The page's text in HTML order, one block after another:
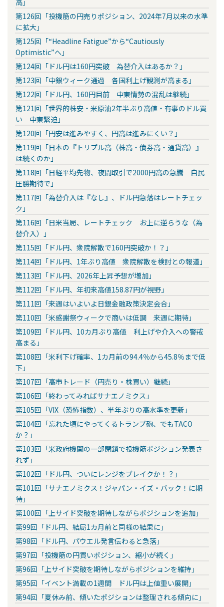
高」
第126回「投機筋の円売りポジション、2024年7月以来の水準
に拡大」
第125回「“Headline Fatigue”から“Cautiously
Optimistic”へ」
第124回「ドル円は160円突破 為替介入はあるか？」
第123回「中銀ウィーク通過 各国利上げ観測が高まる」
第122回「ドル円、160円目前 中東情勢の混乱は継続」
第121回「世界的株安・米原油2年半ぶり高値・有事のドル買
い 中東緊迫」
第120回「円安は進みやすく、円高は進みにくい？」
第119回「日本の『トリプル高（株高・債券高・通貨高）』
は続くのか」
第118回「日経平均先物、夜間取引で2000円高の急騰 自民
圧勝期待で」
第117回「為替介入は『なし』、ドル円急落はレートチェッ
ク」
第116回「日米当局、レートチェック お上に逆らうな（為
替介入）」
第115回「ドル円、衆院解散で160円突破か！？」
第114回「ドル円、1年ぶり高値 衆院解散を検討との報道」
第113回「ドル円、2026年上昇予想が増加」
第112回「ドル円、年初来高値158.87円が視野」
第111回「来週はいよいよ日銀金融政策決定会合」
第110回「米感謝祭ウィークで商いは低調 来週に期待」
第109回「ドル円、10カ月ぶり高値 利上げや介入への警戒
高まる」
第108回「米利下げ確率、1カ月前の94.4％から45.8％まで低
下」
第107回「高市トレード（円売り・株買い）継続」
第106回「終わってみればサナエノミクス」
第105回「VIX（恐怖指数）、半年ぶりの高水準を更新」
第104回「忘れた頃にやってくるトランプ砲、でもTACO
か？」
第103回「米政府機関の一部閉鎖で投機筋ポジション発表さ
れず」
第102回「ドル円、ついにレンジをブレイクか！？」
第101回「サナエノミクス！ジャパン・イズ・バック！に期
待」
第100回「上サイド突破を期待しながらポジションを追加」
第99回「ドル円、結局1カ月前と同様の結果に」
第98回「ドル円、パウエル発言伝わると急落」
第97回「投機筋の円買いポジション、縮小が続く」
第96回「上サイド突破を期待しながらポジションを維持」
第95回「イベント満載の1週間 ドル円は上値重い展開」
第94回「夏休み前、傾いたポジションは整理される傾向に」